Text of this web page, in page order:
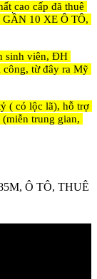
cao cấp đã thuê
GẦN 10 XE Ô TÔ,
sinh viên, ĐH
từ đây ra Mỹ
( có lộc lã), hỗ trợ
trung gian,